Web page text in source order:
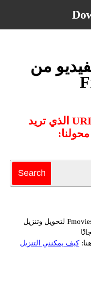
من
أدخل عنوان URL Fmovies الذي تريد
يمكن استخدام برنامج Fmovies Downloader لتحويل وتنزيل
كيف يمكنني التنزيل